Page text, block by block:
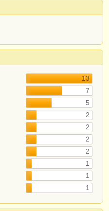
13
7
5
2
2
2
2
1
1
1